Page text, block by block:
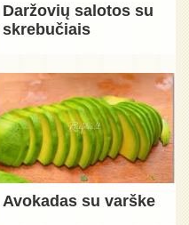
Daržovių salotos su
skrebučiais
Avokadas su varške